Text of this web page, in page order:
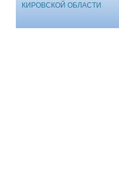
КИРОВСКОЙ ОБЛАСТИ